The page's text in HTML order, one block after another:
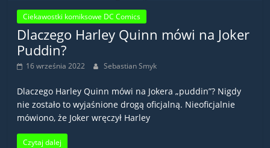
Ciekawostki komiksowe DC Comics
Dlaczego Harley Quinn mówi na Joker
Puddin?
16 września 2022 Sebastian Smyk
Dlaczego Harley Quinn mówi na Jokera „puddin”? Nigdy
nie zostało to wyjaśnione drogą oficjalną. Nieoficjalnie
mówiono, że Joker wręczył Harley
Czytaj dalej